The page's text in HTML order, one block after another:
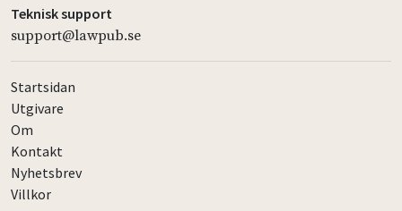
Teknisk support
support@lawpub.se
Startsidan
Utgivare
Om
Kontakt
Nyhetsbrev
Villkor